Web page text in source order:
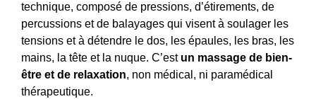
technique, composé de pressions, d’étirements, de
percussions et de balayages qui visent à soulager les
tensions et à détendre le dos, les épaules, les bras, les
mains, la tête et la nuque. C’est un massage de bien-
être et de relaxation, non médical, ni paramédical
thérapeutique.